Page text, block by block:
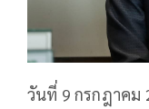
วันที่ 9 กรกฎาคม